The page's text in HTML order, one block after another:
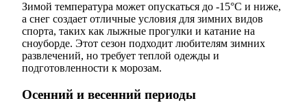
Зимой температура может опускаться до -15°C и ниже,
а снег создает отличные условия для зимних видов
спорта, таких как лыжные прогулки и катание на
сноуборде. Этот сезон подходит любителям зимних
развлечений, но требует теплой одежды и
подготовленности к морозам.
Осенний и весенний периоды